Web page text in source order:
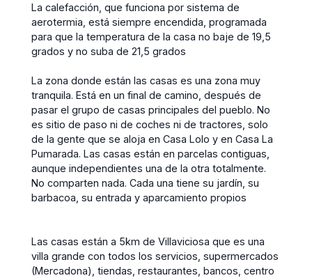
La calefacción, que funciona por sistema de
aerotermia, está siempre encendida, programada
para que la temperatura de la casa no baje de 19,5
grados y no suba de 21,5 grados
La zona donde están las casas es una zona muy
tranquila. Está en un final de camino, después de
pasar el grupo de casas principales del pueblo. No
es sitio de paso ni de coches ni de tractores, solo
de la gente que se aloja en Casa Lolo y en Casa La
Pumarada. Las casas están en parcelas contiguas,
aunque independientes una de la otra totalmente.
No comparten nada. Cada una tiene su jardín, su
barbacoa, su entrada y aparcamiento propios
Las casas están a 5km de Villaviciosa que es una
villa grande con todos los servicios, supermercados
(Mercadona), tiendas, restaurantes, bancos, centro